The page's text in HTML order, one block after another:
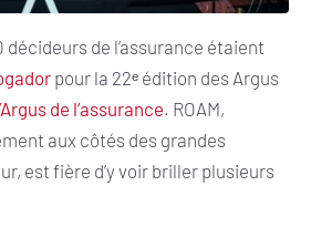
décideurs de l’assurance étaient
pour la 22ᵉ édition des Argus
de l’assurance. ROAM,
aux côtés des grandes
est fière d’y voir briller plusieurs